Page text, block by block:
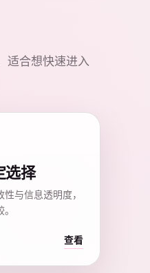
适合想快速进入
选择
与信息透明度，
查看